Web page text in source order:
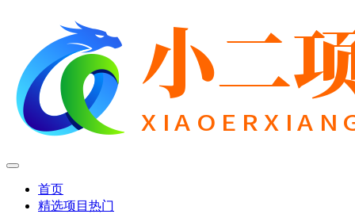
首页
精选项目 热门